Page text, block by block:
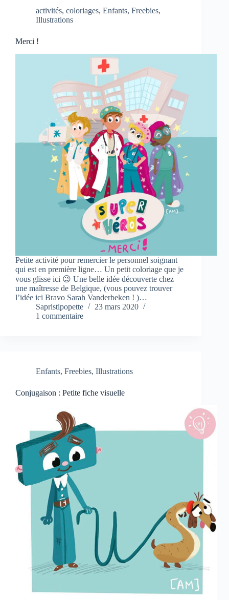
activités, coloriages, Enfants, Freebies,
Illustrations
Merci !
Petite activité pour remercier le personnel soignant
qui est en première ligne… Un petit coloriage que je
vous glisse ici 😉 Une belle idée découverte chez
une maîtresse de Belgique, (vous pouvez trouver
l’idée ici Bravo Sarah Vanderbeken ! )…
Sapristipopette
23 mars 2020
1 commentaire
Enfants, Freebies, Illustrations
Conjugaison : Petite fiche visuelle